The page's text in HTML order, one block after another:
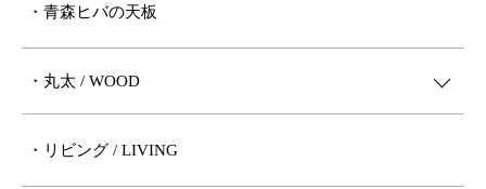
・青森ヒバの天板
・丸太 / WOOD
・リビング / LIVING